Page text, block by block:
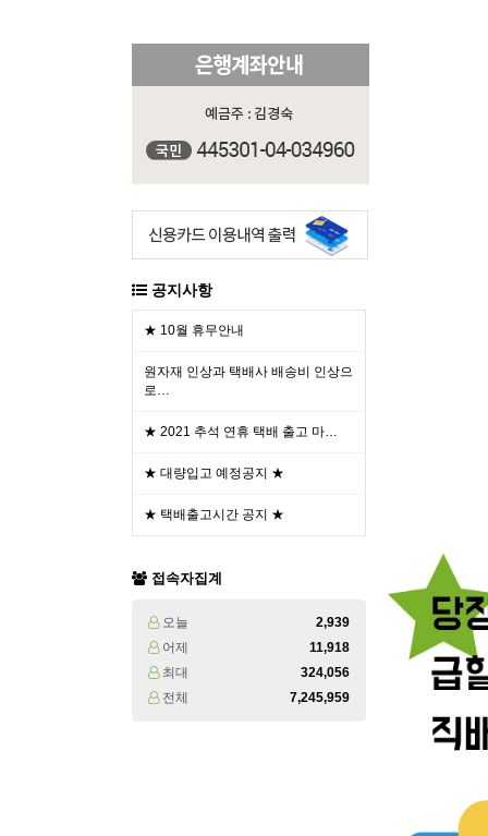
공지사항
★ 10월 휴무안내
원자재 인상과 택배사 배송비 인상으
로…
★ 2021 추석 연휴 택배 출고 마…
★ 대량입고 예정공지 ★
★ 택배출고시간 공지 ★
접속자집계
오늘
2,939
어제
11,918
최대
324,056
전체
7,245,959